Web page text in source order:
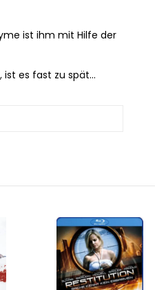
ist ihm mit Hilfe der
es fast zu spät...